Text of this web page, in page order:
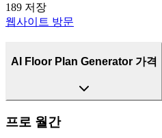
189 저장
웹사이트 방문
AI Floor Plan Generator 가격
프로 월간